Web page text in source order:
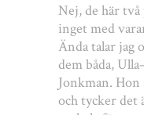
Nej, de här
inget med
Ända talar jag
dem båda,
Jonkman. Hon
och tycker